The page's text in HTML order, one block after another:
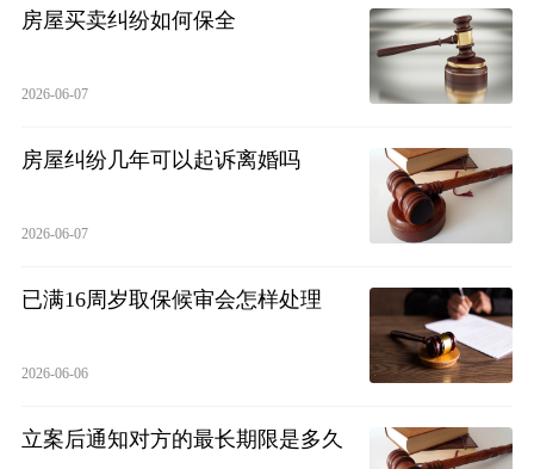
房屋买卖纠纷如何保全
2026-06-07
房屋纠纷几年可以起诉离婚吗
2026-06-07
已满16周岁取保候审会怎样处理
2026-06-06
立案后通知对方的最长期限是多久